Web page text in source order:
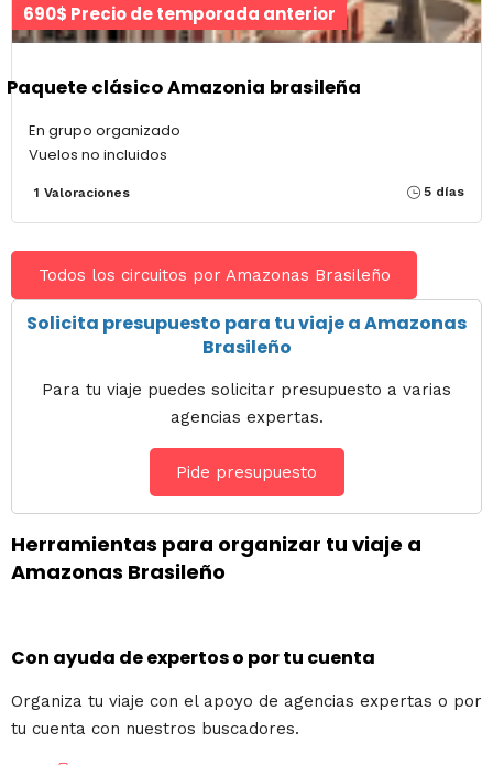
690$ Precio de temporada anterior
Paquete clásico Amazonia brasileña
En grupo organizado
Vuelos no incluidos
1 Valoraciones 5 días
Todos los circuitos por Amazonas Brasileño
Solicita presupuesto para tu viaje a Amazonas
Brasileño
Para tu viaje puedes solicitar presupuesto a varias
agencias expertas.
Pide presupuesto
Herramientas para organizar tu viaje a
Amazonas Brasileño
Con ayuda de expertos o por tu cuenta
Organiza tu viaje con el apoyo de agencias expertas o por
tu cuenta con nuestros buscadores.